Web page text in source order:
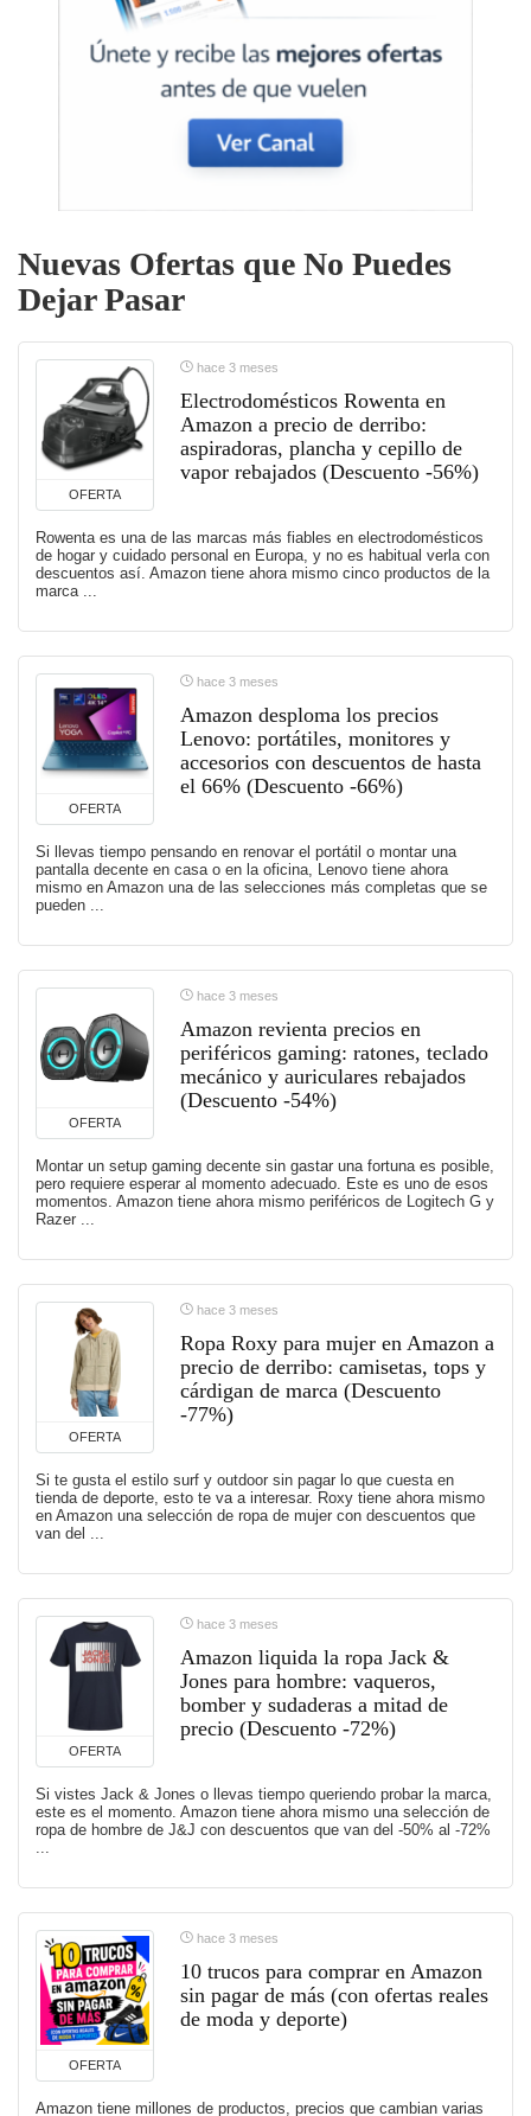
Nuevas Ofertas que No Puedes
Dejar Pasar
OFERTA
hace 3 meses
Electrodomésticos Rowenta en
Amazon a precio de derribo:
aspiradoras, plancha y cepillo de
vapor rebajados (Descuento -56%)
Rowenta es una de las marcas más fiables en electrodomésticos
de hogar y cuidado personal en Europa, y no es habitual verla con
descuentos así. Amazon tiene ahora mismo cinco productos de la
marca ...
OFERTA
hace 3 meses
Amazon desploma los precios
Lenovo: portátiles, monitores y
accesorios con descuentos de hasta
el 66% (Descuento -66%)
Si llevas tiempo pensando en renovar el portátil o montar una
pantalla decente en casa o en la oficina, Lenovo tiene ahora
mismo en Amazon una de las selecciones más completas que se
pueden ...
OFERTA
hace 3 meses
Amazon revienta precios en
periféricos gaming: ratones, teclado
mecánico y auriculares rebajados
(Descuento -54%)
Montar un setup gaming decente sin gastar una fortuna es posible,
pero requiere esperar al momento adecuado. Este es uno de esos
momentos. Amazon tiene ahora mismo periféricos de Logitech G y
Razer ...
OFERTA
hace 3 meses
Ropa Roxy para mujer en Amazon a
precio de derribo: camisetas, tops y
cárdigan de marca (Descuento
-77%)
Si te gusta el estilo surf y outdoor sin pagar lo que cuesta en
tienda de deporte, esto te va a interesar. Roxy tiene ahora mismo
en Amazon una selección de ropa de mujer con descuentos que
van del ...
OFERTA
hace 3 meses
Amazon liquida la ropa Jack &
Jones para hombre: vaqueros,
bomber y sudaderas a mitad de
precio (Descuento -72%)
Si vistes Jack & Jones o llevas tiempo queriendo probar la marca,
este es el momento. Amazon tiene ahora mismo una selección de
ropa de hombre de J&J con descuentos que van del -50% al -72%
OFERTA
hace 3 meses
10 trucos para comprar en Amazon
sin pagar de más (con ofertas reales
de moda y deporte)
Amazon tiene millones de productos, precios que cambian varias